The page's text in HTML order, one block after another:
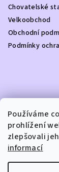
Používáme
prohlížení
zlepšovali
informací
Chovatelské
Velkoobchod
Obchodní
Podmínky
Kontakt
info @
+420739459984